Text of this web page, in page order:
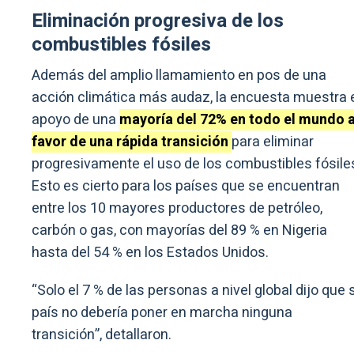
Eliminación progresiva de los
combustibles fósiles
Además del amplio llamamiento en pos de una
acción climática más audaz, la encuesta muestra
apoyo de una mayoría del 72% en todo el mundo
favor de una rápida transición para eliminar
progresivamente el uso de los combustibles
Esto es cierto para los países que se encuentran
entre los 10 mayores productores de petróleo,
carbón o gas, con mayorías del 89 % en Nigeria
hasta del 54 % en los Estados Unidos.
“Solo el 7 % de las personas a nivel global dijo que
país no debería poner en marcha ninguna
transición”, detallaron.